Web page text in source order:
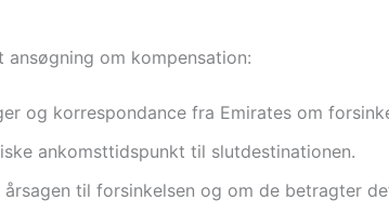
om kompensation:
og korrespondance fra Emirates om
ankomsttidspunkt til slutdestinationen.
til forsinkelsen og om de betragter